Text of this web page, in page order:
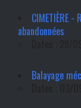
CIMETIÈRE
abandonnées
Balayage